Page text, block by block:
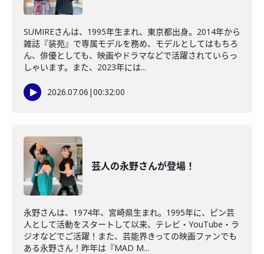
SUMIREさんは、1995年生まれ、東京都出身。2014年から
雑誌『装苑』で専属モデルを務め、モデルとしてはもちろ
ん、俳優としても、映画やドラマなどで活躍されていらっ
しゃいます。また、2023年には...
2026.07.06 |00:32:00
芸人の永野さんが登場！
永野さんは、1974年、宮崎県生まれ。1995年に、ピン芸
人として活動をスタートして以来、テレビ・YouTube・ラ
ジオなどでご活躍！また、芸能界きっての映画ファンでも
ある永野さん！昨年は『MAD M...